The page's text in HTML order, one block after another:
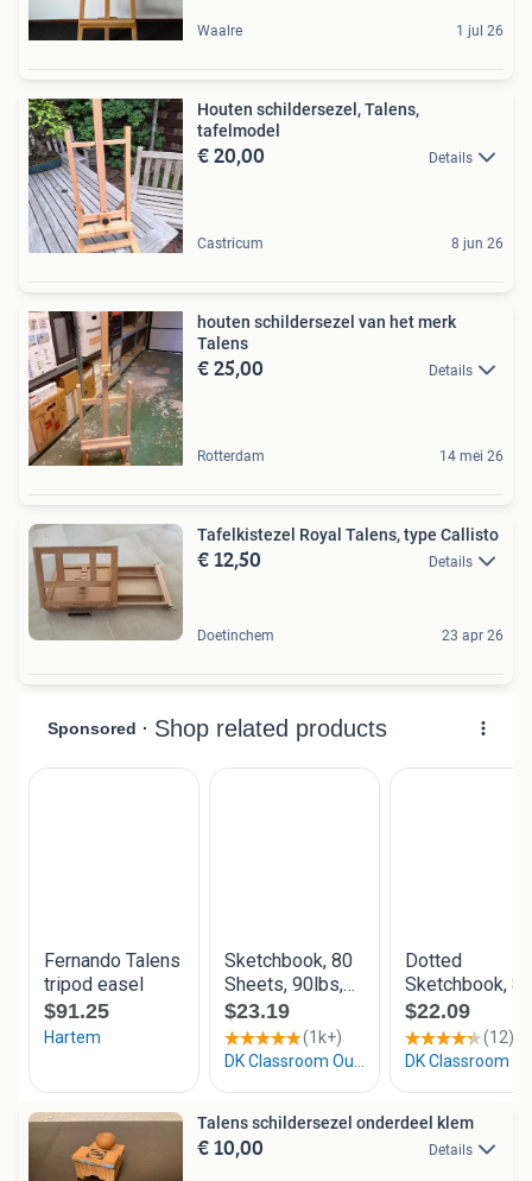
Waalre 1 jul 26
Houten schildersezel, Talens,
tafelmodel
€ 20,00 Details
Castricum 8 jun 26
houten schildersezel van het merk
Talens
€ 25,00 Details
Rotterdam 14 mei 26
Tafelkistezel Royal Talens, type Callisto
€ 12,50 Details
Doetinchem 23 apr 26
Talens schildersezel onderdeel klem
€ 10,00 Details